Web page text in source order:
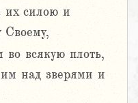
их силою и
Своему,
всякую плоть,
им над зверями и